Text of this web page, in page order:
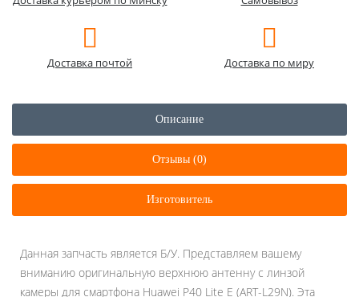
Доставка почтой Доставка по миру
Описание
Отзывы (0)
Изготовитель
Данная запчасть является Б/У. Представляем вашему
вниманию оригинальную верхнюю антенну с линзой
камеры для смартфона Huawei P40 Lite E (ART-L29N). Эта